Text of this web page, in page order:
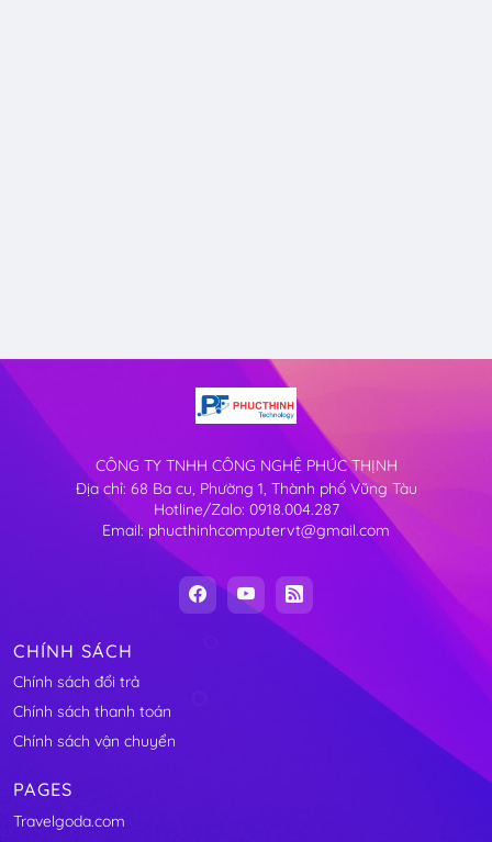
CÔNG TY TNHH CÔNG NGHỆ PHÚC THỊNH
Địa chỉ: 68 Ba cu, Phường 1, Thành phố Vũng Tàu
Hotline/Zalo: 0918.004.287
Email: phucthinhcomputervt@gmail.com
CHÍNH SÁCH
Chính sách đổi trả
Chính sách thanh toán
Chính sách vận chuyển
PAGES
Travelgoda.com